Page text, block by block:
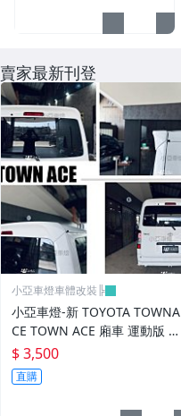
賣家最新刊登
小亞車燈車體改裝╠
小亞車燈-新 TOYOTA TOWNA
CE TOWN ACE 廂車 運動版 尾
翼 鴨尾 素材 FRP
$ 3,500
直購